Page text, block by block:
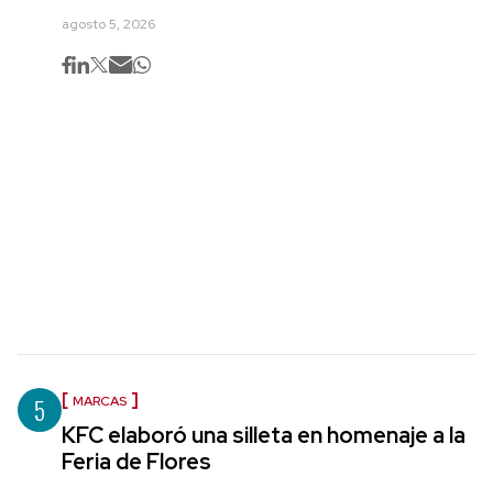
agosto 5, 2026
5 MARCAS
KFC elaboró una silleta en homenaje a la
Feria de Flores